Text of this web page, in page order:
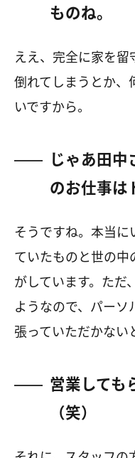
ものね。
ええ、完全に家を留
倒れてしまうとか、
いですから。
じゃあ田中
のお仕事は
そうですね。本当に
ていたものと世の中
がしています。ただ
ようなので、パー
張っていただかない
営業しても
（笑）